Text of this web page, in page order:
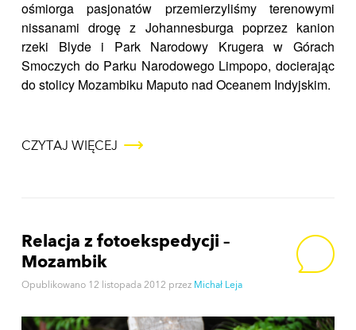
ośmiorga pasjonatów przemierzyliśmy terenowymi
nissanami drogę z Johannesburga poprzez kanion
rzeki Blyde i Park Narodowy Krugera w Górach
Smoczych do Parku Narodowego Limpopo, docierając
do stolicy Mozambiku Maputo nad Oceanem Indyjskim.
CZYTAJ WIĘCEJ
Relacja z fotoekspedycji –
Mozambik
Opublikowano 12 listopada 2012 przez Michał Leja